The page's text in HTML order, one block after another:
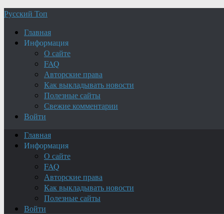
Русский Топ
Главная
Информация
О сайте
FAQ
Авторские права
Как выкладывать новости
Полезные сайты
Свежие комментарии
Войти
Главная
Информация
О сайте
FAQ
Авторские права
Как выкладывать новости
Полезные сайты
Войти